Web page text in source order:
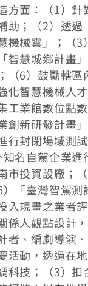
方面：（1）
助；（2）透
機械雲」；（3
智慧城鄉計畫
（6）鼓勵轄
化智慧機械人
工業館數位點
創新研發計畫
行封閉場域測
知名自駕企業
市投資設廠；
「臺灣智駕
入規畫之業者
係人觀點設計
者、編劇導演
活動，透過在
科技；（3）